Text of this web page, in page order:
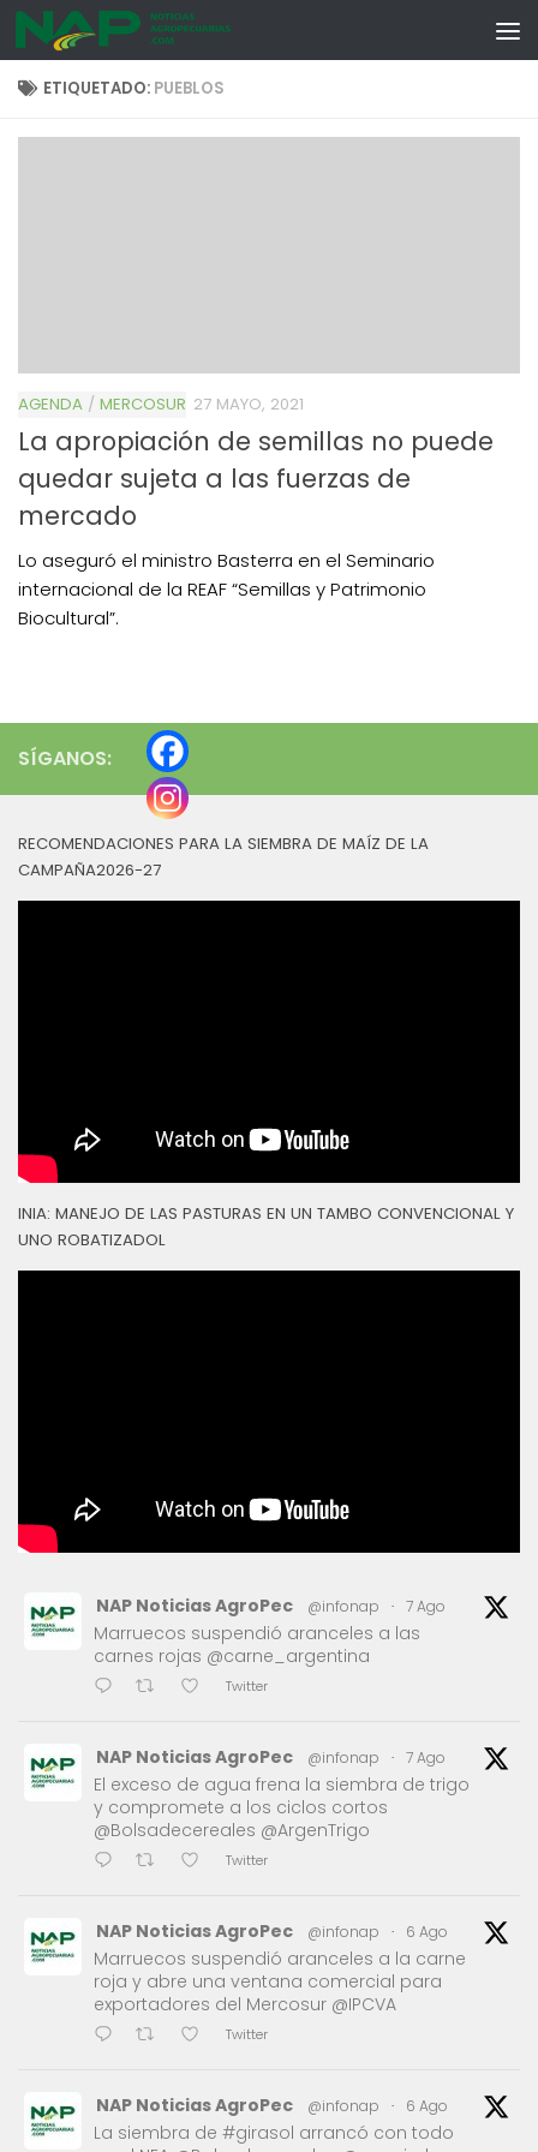
Skip to content
ETIQUETADO: PUEBLOS
AGENDA / MERCOSUR 27 MAYO, 2021
La apropiación de semillas no puede
quedar sujeta a las fuerzas de
mercado
Lo aseguró el ministro Basterra en el Seminario
internacional de la REAF “Semillas y Patrimonio
Biocultural”.
SÍGANOS:
RECOMENDACIONES PARA LA SIEMBRA DE MAÍZ DE LA
CAMPAÑA2026-27
INIA: MANEJO DE LAS PASTURAS EN UN TAMBO CONVENCIONAL Y
UNO ROBATIZADOL
NAP Noticias AgroPec @infonap · 7 Ago
Marruecos suspendió aranceles a las
carnes rojas @carne_argentina
Twitter
NAP Noticias AgroPec @infonap · 7 Ago
El exceso de agua frena la siembra de trigo
y compromete a los ciclos cortos
@Bolsadecereales @ArgenTrigo
Twitter
NAP Noticias AgroPec @infonap · 6 Ago
Marruecos suspendió aranceles a la carne
roja y abre una ventana comercial para
exportadores del Mercosur @IPCVA
Twitter
NAP Noticias AgroPec @infonap · 6 Ago
La siembra de #girasol arrancó con todo